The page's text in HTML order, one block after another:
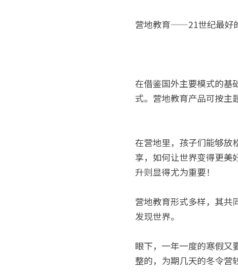
营地教育——21世纪最好
在借鉴国外主要模式的
式。营地教育产品可按主
在营地里，孩子们能够放
享，如何让世界变得更美
升则显得尤为重要！
营地教育形式多样，其共
发现世界。
眼下，一年一度的寒假又
整的，为期几天的冬令营